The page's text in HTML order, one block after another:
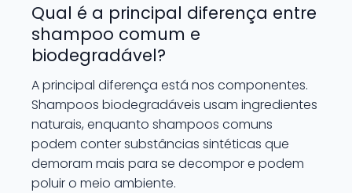
Qual é a principal diferença entre
shampoo comum e
biodegradável?
A principal diferença está nos componentes.
Shampoos biodegradáveis usam ingredientes
naturais, enquanto shampoos comuns
podem conter substâncias sintéticas que
demoram mais para se decompor e podem
poluir o meio ambiente.